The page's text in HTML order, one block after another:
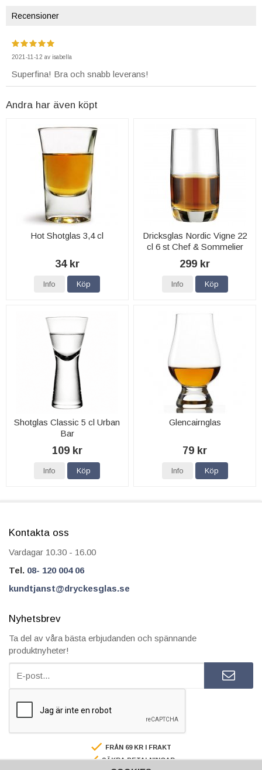
Recensioner
2021-11-12 av isabella
Superfina! Bra och snabb leverans!
Andra har även köpt
Hot Shotglas 3,4 cl
34 kr
Info Köp
Dricksglas Nordic Vigne 22
cl 6 st Chef & Sommelier
299 kr
Info Köp
Shotglas Classic 5 cl Urban
Bar
109 kr
Info Köp
Glencairnglas
79 kr
Info Köp
Kontakta oss
Vardagar 10.30 - 16.00
Tel. 08- 120 004 06
kundtjanst@dryckesglas.se
Nyhetsbrev
Ta del av våra bästa erbjudanden och spännande
produktnyheter!
FRÅN 69 KR I FRAKT
SÄKRA BETALNINGAR